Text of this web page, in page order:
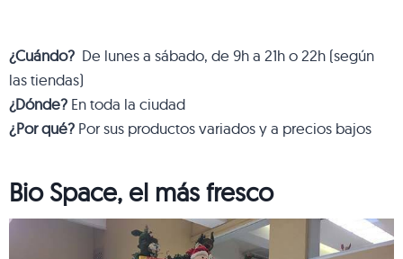
¿Cuándo? De lunes a sábado, de 9h a 21h o 22h (según
las tiendas)
¿Dónde? En toda la ciudad
¿Por qué? Por sus productos variados y a precios bajos
Bio Space, el más fresco